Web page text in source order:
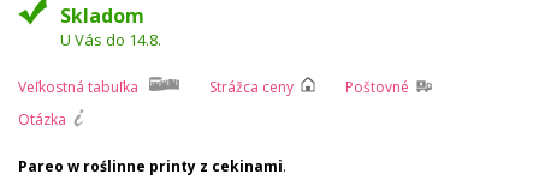
Skladom
U Vás do 14.8.
Veľkostná tabuľka Strážca ceny
Poštovné
Otázka
Pareo w roślinne printy z cekinami.